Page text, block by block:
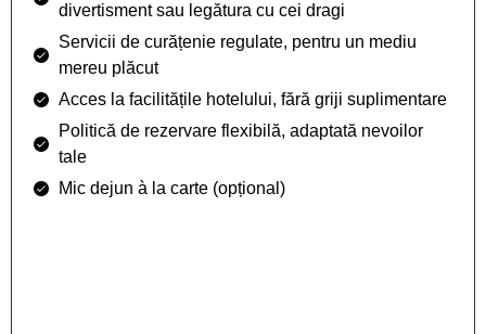
divertisment sau legătura cu cei dragi
Servicii de curățenie regulate, pentru un mediu
mereu plăcut
Acces la facilitățile hotelului, fără griji suplimentare
Politică de rezervare flexibilă, adaptată nevoilor
tale
Mic dejun à la carte (opțional)